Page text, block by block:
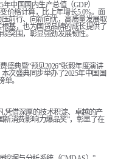
中国国内生产总值（GDP）
价格计算，比上年增长5.0%。面
前行、向新向优，高质量发展取
基，也为国货品牌的成长提供了
突围，彰显强劲发展韧性。
盛典暨“预见2026”张毅年度演讲
次盛典同步举办了2025年中国国
。
凭借深厚的技术积淀、卓越的产
新消费影响力爆品奖”，彰显了在